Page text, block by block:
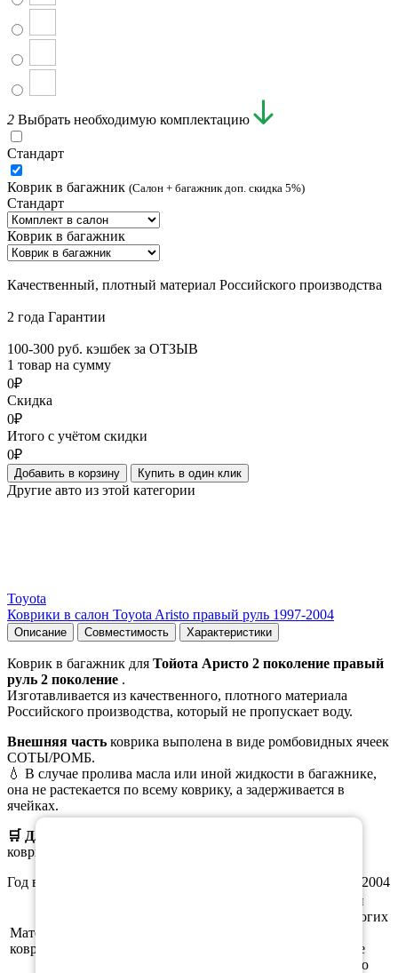
2 Выбрать необходимую комплектацию
Стандарт
Коврик в багажник (Салон + багажник доп. скидка 5%)
Стандарт
Коврик в багажник
Качественный, плотный материал Российского производства
2 года Гарантии
100-300 руб. кэшбек за ОТЗЫВ
1 товар на сумму
0₽
Скидка
0₽
Итого с учётом скидки
0₽
Добавить в корзину Купить в один клик
Другие авто из этой категории
Toyota
Коврики в салон Toyota Aristo правый руль 1997-2004
Описание Совместимость Характеристики
Коврик в багажник для Тойота Аристо 2 поколение правый
руль 2 поколение .
Изготавливается из качественного, плотного материала
Российского производства, который не пропускает воду.
Внешняя часть коврика выполена в виде ромбовидных ячеек
СОТЫ/РОМБ.
💧 В случае пролива масла или иной жидкости в багажнике,
она не растекается по всему коврику, а задерживается в
ячейках.
🛒 Для заказа
коврика, окантовки.
Год выпуска а/м: 1997, 1998, 1999, 2000, 2001, 2002, 2003, 2004
Материал
ковриков
Этиленвинилацетат (ЭВА/ЕВА) - полимерный
материал, который зарекомендовал себя во многих
производят спортивные маты, гимнастические
коврики, подошву для обуви, шлёпки и прочую